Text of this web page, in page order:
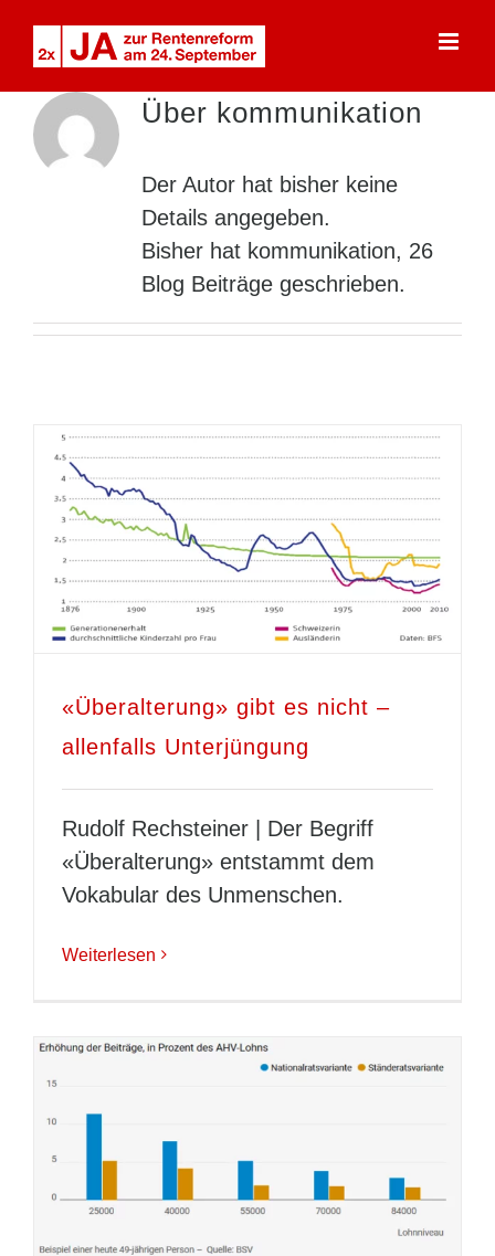
Über kommunikation
Der Autor hat bisher keine
Details angegeben.
Bisher hat kommunikation, 26
Blog Beiträge geschrieben.
«Überalterung» gibt es nicht –
allenfalls Unterjüngung
Rudolf Rechsteiner | Der Begriff
«Überalterung» entstammt dem
Vokabular des Unmenschen.
Weiterlesen